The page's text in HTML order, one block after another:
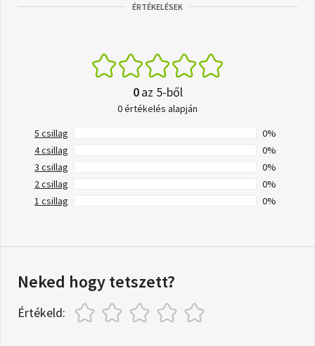
ÉRTÉKELÉSEK
0az 5-ből
0 értékelés alapján
5 csillag
0%
4 csillag
0%
3 csillag
0%
2 csillag
0%
1 csillag
0%
Neked hogy tetszett?
Értékeld: